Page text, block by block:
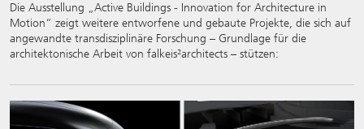
Die Ausstellung „Active Buildings - Innovation for Architecture in
Motion“ zeigt weitere entworfene und gebaute Projekte, die sich auf
angewandte transdisziplinäre Forschung – Grundlage für die
architektonische Arbeit von falkeis²architects – stützen: